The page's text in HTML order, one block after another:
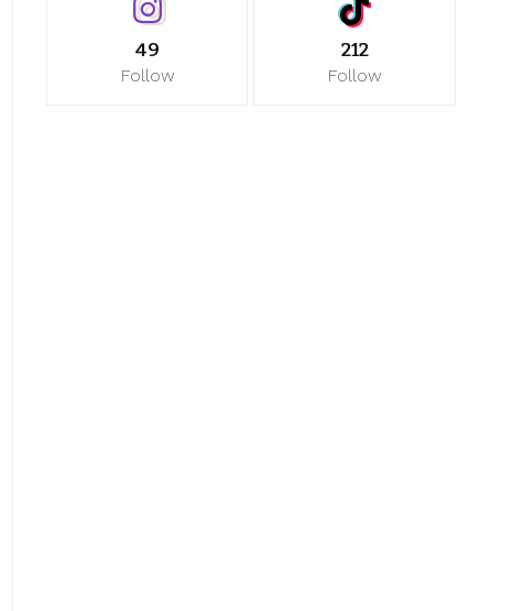
49
Follow
212
Follow